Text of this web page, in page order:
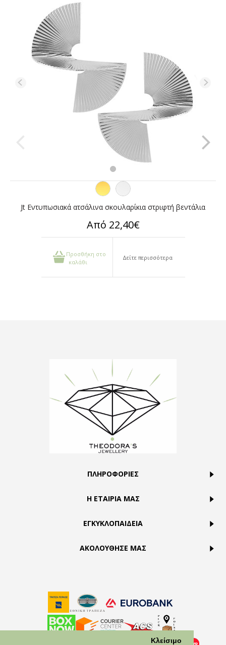
Κλείσιμο
Jt Εντυπωσιακά ατσάλινα σκουλαρίκια στριφτή βεντάλια
Από 22,40€
Προσθήκη στο
καλάθι
Δείτε περισσότερα
ΠΛΗΡΟΦΟΡΙΕΣ
Η ΕΤΑΙΡΙΑ ΜΑΣ
ΕΓΚΥΚΛΟΠΑΙΔΕΙΑ
ΑΚΟΛΟΥΘΗΣΕ ΜΑΣ